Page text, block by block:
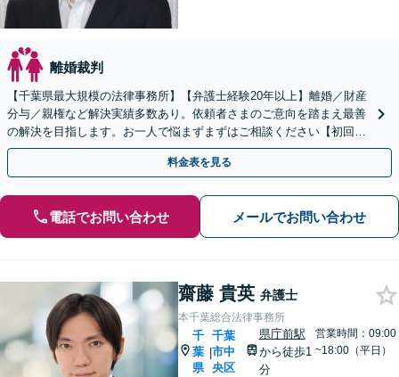
離婚裁判
【千葉県最大規模の法律事務所】【弁護士経験20年以上】離婚／財産
分与／親権など解決実績多数あり。依頼者さまのご意向を踏まえ最善
の解決を目指します。お一人で悩まずまずはご相談ください【初回来
所相談無料】【電話・web面談可】【千葉中央駅5分】
料金表を見る
電話でお問い合わせ メールでお問い合わせ
齋藤 貴英 弁護士
本千葉総合法律事務所
千
葉
県
|
千葉
市中
央区
県庁前駅
から徒歩1
分
営業時間：09:00
~18:00（平日）